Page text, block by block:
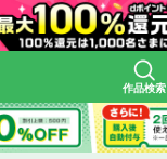
作品検索